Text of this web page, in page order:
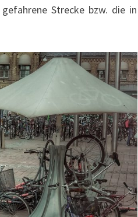
Strecke bzw. die in